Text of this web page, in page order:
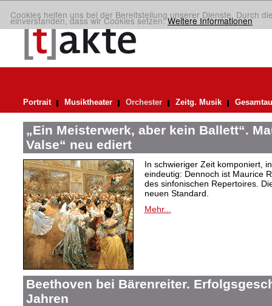
Cookies helfen uns bei der Bereitstellung unserer Dienste. Durch
einverstanden, dass wir Cookies setzen.Weitere Informationen
Portrait Musiktheater Orchester Zeitg. Musik
„Ein Meisterwerk, aber kein Ballett“.
Valse“ neu ediert
In schwieriger Zeit komponiert,
eindeutig: Dennoch ist Maurice
des sinfonischen Repertoires.
neuen Standard.
Mehr...
Beethoven bei Bärenreiter.
Jahren